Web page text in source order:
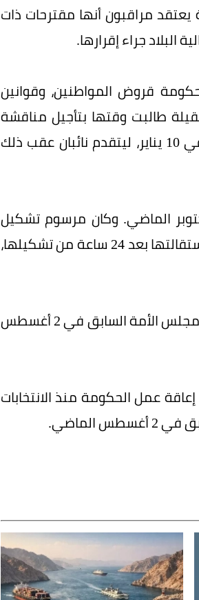
يعتقد مراقبون أنها مقترحات ذات
جراء إقرارها.
قروض المواطنين، وقوانين
طالبت وقتها بتأجيل مناقشة
هذه الموضوعات، قبل أن تنسحب من جلسة البرلمان التي عقدت في 10 يناير، ليتقدم نائبان عقب ذلك
بعد 3 أشهر من تشكيلها في 16 في أكتوبر الماضي. وكان مرسوم تشكيل
الحكومة آنذاك هو الثاني خلال 10 أيام، إثر تقديم الحكومة السابقة استقالتها بعد 24 ساعة من تشكيلها،
وشهدت الكويت انتخابات برلمانية يوم 29 سبتمبر الماضي، عقب حل مجلس الأمة السابق في 2 أغسطس
عمل الحكومة منذ الانتخابات